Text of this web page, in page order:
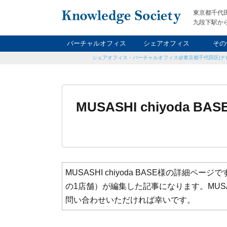
東京都千代
九段下駅か
バーチャルオフィス シェアオフィス そ
レン
ナイト&
シェアオフィス・バーチャルオフィス@東京都千代田区|
MUSASHI chiyoda
MUSASHI chiyoda BASE様の詳細ページ
の1店舗）が編集した記事になります。
問い合わせいただければ幸いです。